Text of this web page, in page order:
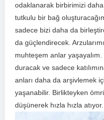
odaklanarak birbirimizi daha
tutkulu bir bağ
sadece bizi daha da
da güçlendirecek.
muhteşem anlar
⁢duracak ve sadece
anları daha ⁤da arşivlemek
yaşanabilir. Birlikteyken
düşünerek hızla hızla atıyor.